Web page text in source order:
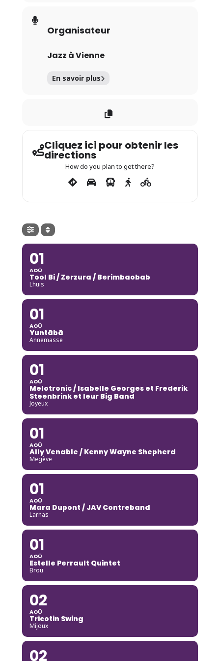
Organisateur
Jazz à Vienne
En savoir plus
Cliquez ici pour obtenir les
directions
How do you plan to get there?
01
AOÛ
Tool Bi / Zerzura / Berimbaobab
Lhuis
01
AOÛ
Yuntãbã
Annemasse
01
AOÛ
Melotronic / Isabelle Georges et Frederik
Steenbrink et leur Big Band
Joyeux
01
AOÛ
Ally Venable / Kenny Wayne Shepherd
Megève
01
AOÛ
Mara Dupont / JAV Contreband
Larnas
01
AOÛ
Estelle Perrault Quintet
Brou
02
AOÛ
Tricotin Swing
Mijoux
02